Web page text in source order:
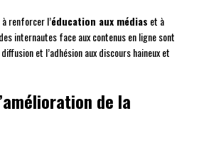
renforcer l’éducation aux médias et à
internautes face aux contenus en ligne sont
et l’adhésion aux discours haineux et
de la